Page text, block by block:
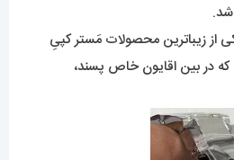
شد.
از زیباترین محصولات مَستر کپیِ
در بین اقایون خاص پسند،